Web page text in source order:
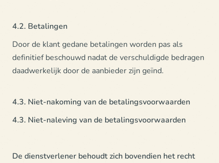
4.2. Betalingen
Door de klant gedane betalingen worden pas als
definitief beschouwd nadat de verschuldigde bedragen
daadwerkelijk door de aanbieder zijn geïnd.
4.3. Niet-nakoming van de betalingsvoorwaarden
4.3. Niet-naleving van de betalingsvoorwaarden
De dienstverlener behoudt zich bovendien het recht